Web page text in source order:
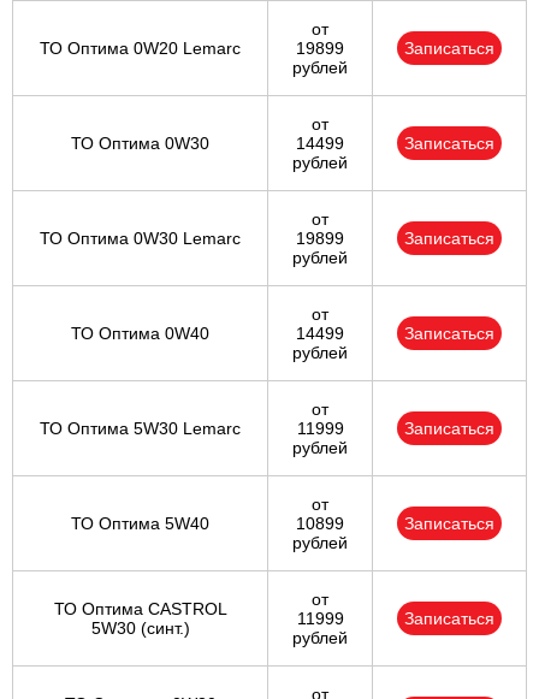
ТО Оптима 0W20 Lemarc
от
19899
рублей
Записаться
ТО Оптима 0W30
от
14499
рублей
Записаться
ТО Оптима 0W30 Lemarc
от
19899
рублей
Записаться
ТО Оптима 0W40
от
14499
рублей
Записаться
ТО Оптима 5W30 Lemarc
от
11999
рублей
Записаться
ТО Оптима 5W40
от
10899
рублей
Записаться
ТО Оптима CASTROL
5W30 (синт.)
от
11999
рублей
Записаться
от